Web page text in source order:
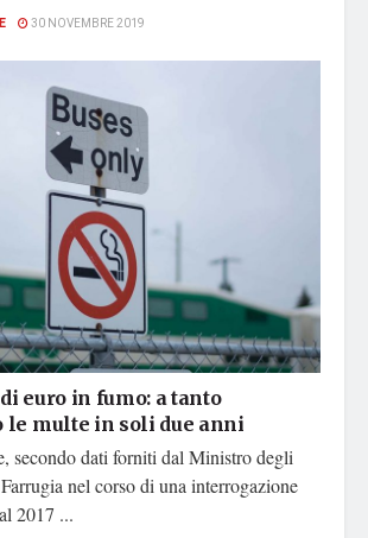
30 NOVEMBRE 2019
euro in fumo: a tanto
le multe in soli due anni
secondo dati forniti dal Ministro degli
nel corso di una interrogazione
2017 ...